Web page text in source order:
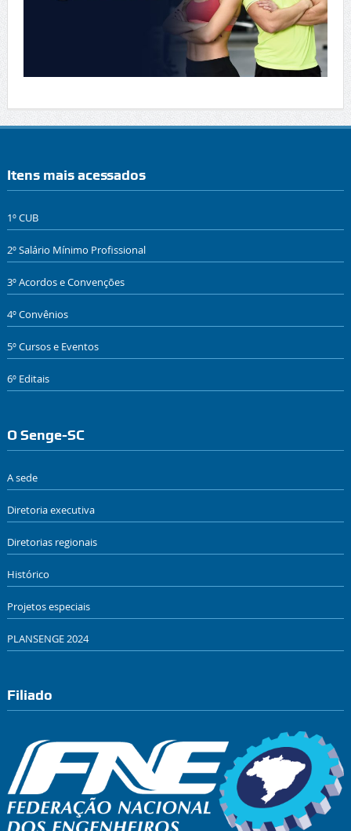
Itens mais acessados
1º CUB
2º Salário Mínimo Profissional
3º Acordos e Convenções
4º Convênios
5º Cursos e Eventos
6º Editais
O Senge-SC
A sede
Diretoria executiva
Diretorias regionais
Histórico
Projetos especiais
PLANSENGE 2024
Filiado